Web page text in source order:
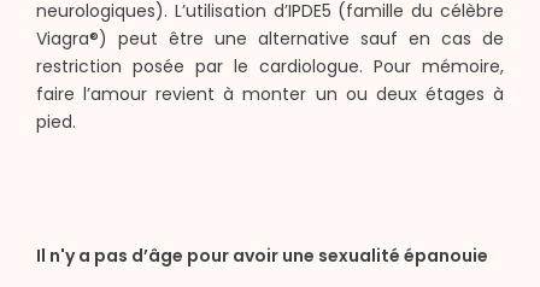
neurologiques). L’utilisation d’IPDE5 (famille du célèbre
Viagra®) peut être une alternative sauf en cas de
restriction posée par le cardiologue. Pour mémoire,
faire l’amour revient à monter un ou deux étages à
pied.
Il n'y a pas d’âge pour avoir une sexualité épanouie